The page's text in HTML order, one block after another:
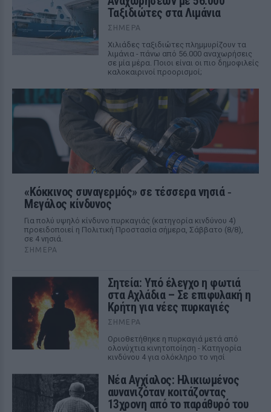
Ταξιδιώτες στα Λιμάνια
ΣΉΜΕΡΑ
Χιλιάδες ταξιδιώτες πλημμυρίζουν τα
λιμάνια - πάνω από 56.000 αναχωρήσεις
σε μία μέρα. Ποιοι είναι οι πιο δημοφιλείς
καλοκαιρινοί προορισμοί;
«Κόκκινος συναγερμός» σε τέσσερα νησιά ‑
Μεγάλος κίνδυνος
Για πολύ υψηλό κίνδυνο πυρκαγιάς (κατηγορία κινδύνου 4)
προειδοποιεί η Πολιτική Προστασία σήμερα, Σάββατο (8/8),
σε 4 νησιά.
ΣΉΜΕΡΑ
Σητεία: Υπό έλεγχο η φωτιά
στα Αχλάδια – Σε επιφυλακή η
Κρήτη για νέες πυρκαγιές
ΣΉΜΕΡΑ
Οριοθετήθηκε η πυρκαγιά μετά από
ολονύχτια κινητοποίηση - Κατηγορία
κινδύνου 4 για ολόκληρο το νησί
Νέα Αγχίαλος: Ηλικιωμένος
αυνανιζόταν κοιτάζοντας
13χρονη από το παράθυρό του